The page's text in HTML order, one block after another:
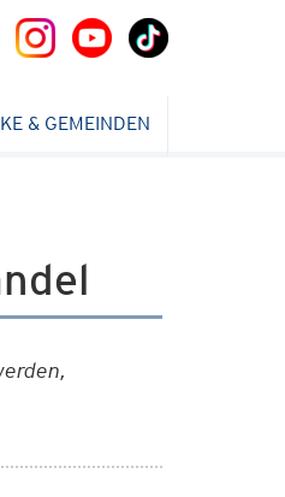
& GEMEINDEN